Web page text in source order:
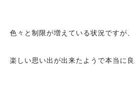
色々と制限が増えている状況ですが、
楽しい思い出が出来たようで本当に